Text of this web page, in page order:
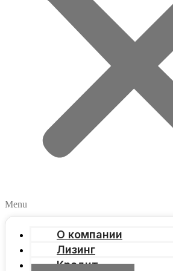
Menu
О компании
Лизинг
Кредит